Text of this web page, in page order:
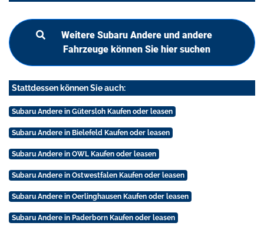
Weitere Subaru Andere und andere
Fahrzeuge können Sie hier suchen
Stattdessen können Sie auch:
Subaru Andere in Gütersloh Kaufen oder leasen
Subaru Andere in Bielefeld Kaufen oder leasen
Subaru Andere in OWL Kaufen oder leasen
Subaru Andere in Ostwestfalen Kaufen oder leasen
Subaru Andere in Oerlinghausen Kaufen oder leasen
Subaru Andere in Paderborn Kaufen oder leasen